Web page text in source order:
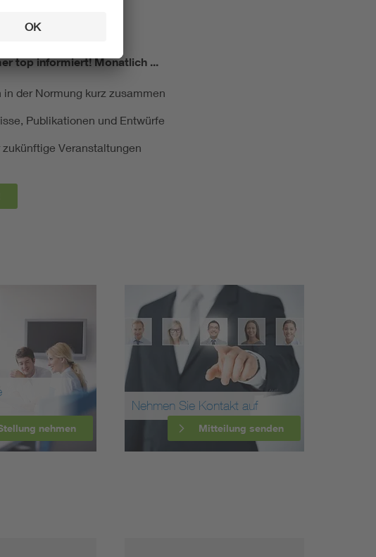
top informiert! Monatlich ...
der Normung kurz zusammen
Publikationen und Entwürfe
Veranstaltungen
nehmen
Nehmen Sie Kontakt auf
Mitteilung senden